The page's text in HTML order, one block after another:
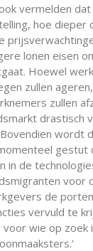
vermelden
hoe dieper
lonen eisen
Hoewel
zullen
zullen
drastisch
wordt
gestut
in de
voor
de
vervuld te
voor wie op zoek